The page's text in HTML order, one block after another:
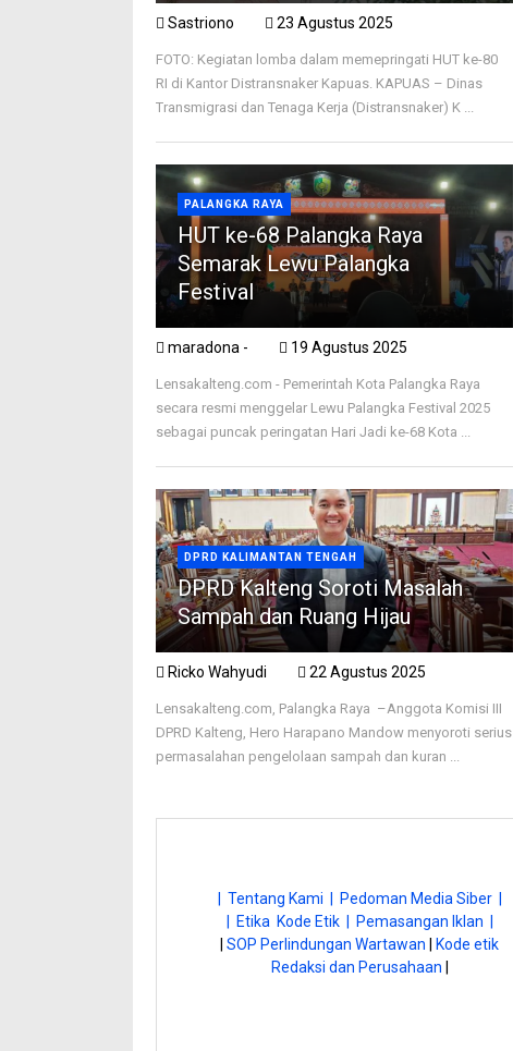
Sastriono 23 Agustus 2025
FOTO: Kegiatan lomba dalam memepringati HUT ke-80
RI di Kantor Distransnaker Kapuas. KAPUAS – Dinas
Transmigrasi dan Tenaga Kerja (Distransnaker) K ...
PALANGKA RAYA
HUT ke-68 Palangka Raya
Semarak Lewu Palangka
Festival
maradona - 19 Agustus 2025
Lensakalteng.com - Pemerintah Kota Palangka Raya
secara resmi menggelar Lewu Palangka Festival 2025
sebagai puncak peringatan Hari Jadi ke-68 Kota ...
DPRD KALIMANTAN TENGAH
DPRD Kalteng Soroti Masalah
Sampah dan Ruang Hijau
Ricko Wahyudi 22 Agustus 2025
Lensakalteng.com, Palangka Raya –Anggota Komisi III
DPRD Kalteng, Hero Harapano Mandow menyoroti serius
permasalahan pengelolaan sampah dan kuran ...
| Tentang Kami |
Pedoman Media Siber |
| Etika Kode Etik |
Pemasangan Iklan |
|SOP Perlindungan Wartawan
Kode etik
Redaksi dan Perusahaan